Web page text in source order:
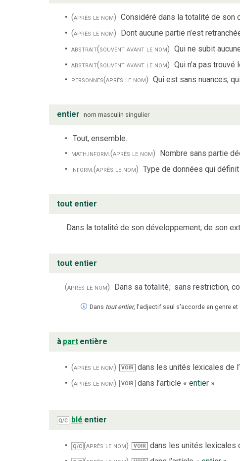
(après le nom) Considéré dans la totalité de son
(après le nom) Dont aucune partie n’est
abstrait(souvent avant le nom) Qui ne subit
abstrait(souvent avant le nom) Qui n’a pas
personnes(après le nom) Qui est sans nuances,
entier nom masculin singulier
Tout, ensemble.
math.inform.(après le nom) Nombre sans partie
inform.(après le nom) Type de données qui
tout entier
Dans la totalité de son développement, de son
tout entier
(après le nom) Dans sa totalité; sans restriction,
Dans tout entier, l'adjectif seul s'accorde en genre et
à part entière
(après le nom) VOIR dans les unités lexicales de
(après le nom)
VOIR dans l’article «entier »
Q/C blé entier
Q/C (après le nom) VOIR dans les unités lexicales